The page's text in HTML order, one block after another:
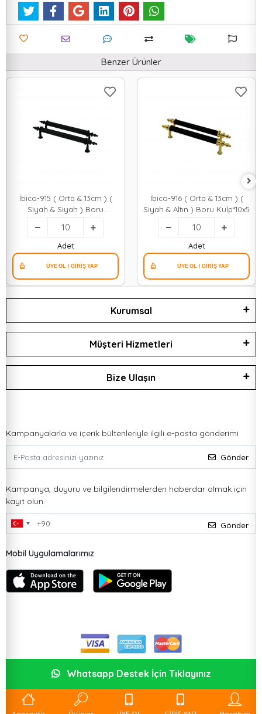
Benzer Ürünler
İbico-915 ( Orta & 13cm ) (
Siyah & Siyah ) Boru
Kulp*10x5
Adet
İbico-916 ( Orta & 13cm ) (
Siyah & Altın ) Boru Kulp*10x5
Adet
Kurumsal
Müşteri Hizmetleri
Bize Ulaşın
Kampanyalarla ve içerik bültenleriyle ilgili e-posta gönderimi
Gönder
Kampanya, duyuru ve bilgilendirmelerden haberdar olmak için
kayıt olun.
Gönder
Mobil Uygulamalarımız
Whatsapp Destek İçin Tıklayınız